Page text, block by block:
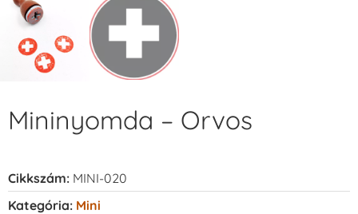
Mininyomda – Orvos
Cikkszám: MINI-020
Kategória: Mini